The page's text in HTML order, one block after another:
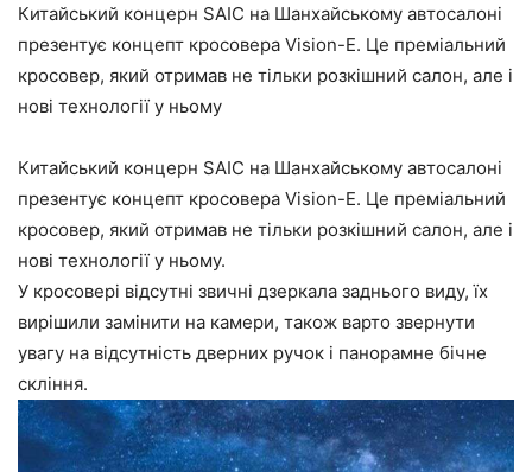
Китайський концерн SAIC на Шанхайському автосалоні
презентує концепт кросовера Vision-E. Це преміальний
кросовер, який отримав не тільки розкішний салон, але і
нові технології у ньому
Китайський концерн SAIC на Шанхайському автосалоні
презентує концепт кросовера Vision-E. Це преміальний
кросовер, який отримав не тільки розкішний салон, але і
нові технології у ньому.
У кросовері відсутні звичні дзеркала заднього виду, їх
вирішили замінити на камери, також варто звернути
увагу на відсутність дверних ручок і панорамне бічне
скління.